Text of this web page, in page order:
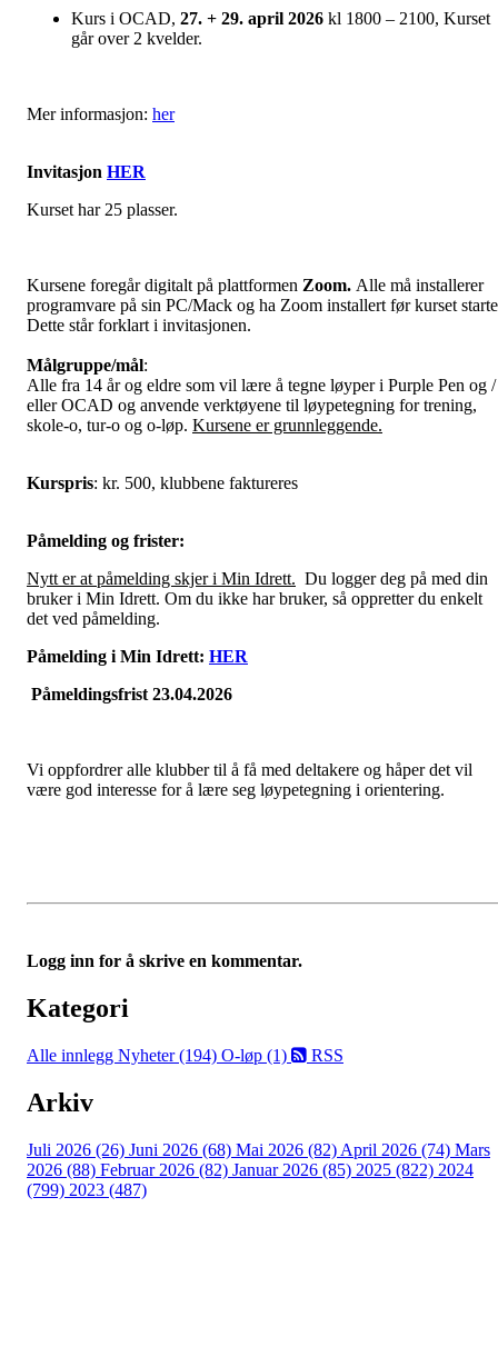
Kurs i OCAD, 27. + 29. april 2026 kl 1800 – 2100, Kurset
går over 2 kvelder.
Mer informasjon: her
Invitasjon HER
Kurset har 25 plasser.
Kursene foregår digitalt på plattformen Zoom. Alle må installerer
programvare på sin PC/Mack og ha Zoom installert før kurset
Dette står forklart i invitasjonen.
Målgruppe/mål:
Alle fra 14 år og eldre som vil lære å tegne løyper i Purple Pen og /
eller OCAD og anvende verktøyene til løypetegning for trening,
skole-o, tur-o og o-løp. Kursene er grunnleggende.
Kurspris: kr. 500, klubbene faktureres
Påmelding og frister:
Nytt er at påmelding skjer i Min Idrett. Du logger deg på med din
bruker i Min Idrett. Om du ikke har bruker, så oppretter du enkelt
det ved påmelding.
Påmelding i Min Idrett: HER
Påmeldingsfrist 23.04.2026
Vi oppfordrer alle klubber til å få med deltakere og håper det vil
være god interesse for å lære seg løypetegning i orientering.
Logg inn for å skrive en kommentar.
Kategori
Alle innlegg Nyheter (194) O-løp (1) RSS
Arkiv
Juli 2026 (26) Juni 2026 (68) Mai 2026 (82) April 2026 (74) Mars
2026 (88) Februar 2026 (82) Januar 2026 (85) 2025 (822) 2024
(799) 2023 (487)